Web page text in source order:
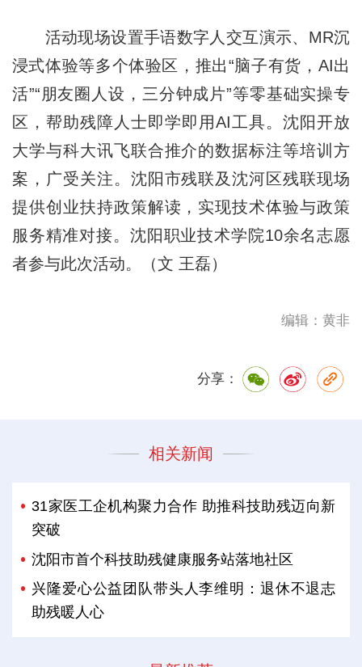
活动现场设置手语数字人交互演示、MR沉
浸式体验等多个体验区，推出“脑子有货，AI出
活”“朋友圈人设，三分钟成片”等零基础实操专
区，帮助残障人士即学即用AI工具。沈阳开放
大学与科大讯飞联合推介的数据标注等培训方
案，广受关注。沈阳市残联及沈河区残联现场
提供创业扶持政策解读，实现技术体验与政策
服务精准对接。沈阳职业技术学院10余名志愿
者参与此次活动。（文 王磊）
编辑：黄非
分享：
相关新闻
31家医工企机构聚力合作 助推科技助残迈向新
突破
沈阳市首个科技助残健康服务站落地社区
兴隆爱心公益团队带头人李维明：退休不退志
助残暖人心